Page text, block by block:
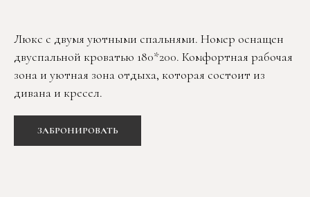
Люкс с двумя уютными спальнями. Номер оснащен
двуспальной кроватью 180*200. Комфортная рабочая
зона и уютная зона отдыха, которая состоит из
дивана и кресел.
ЗАБРОНИРОВАТЬ